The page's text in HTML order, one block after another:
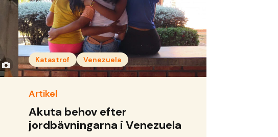
Katastrof Venezuela
Artikel
Akuta behov efter
jordbävningarna i Venezuela